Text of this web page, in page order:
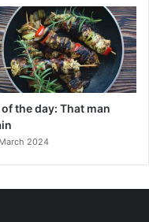
the day: That man
2024